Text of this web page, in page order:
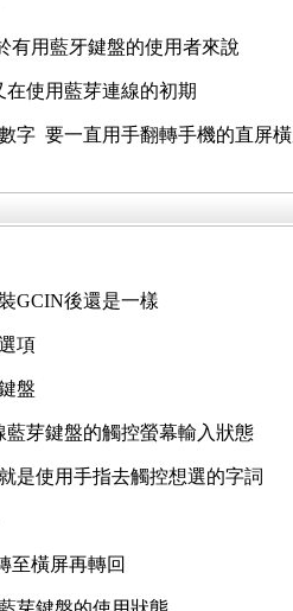
用藍牙鍵盤的使用者來說
使用藍芽連線的初期
字 要一直用手翻轉手機的直屏
GCIN後還是一樣
項
盤
芽鍵盤的觸控螢幕輸入狀態
是使用手指去觸控想選的字詞
至橫屏再轉回